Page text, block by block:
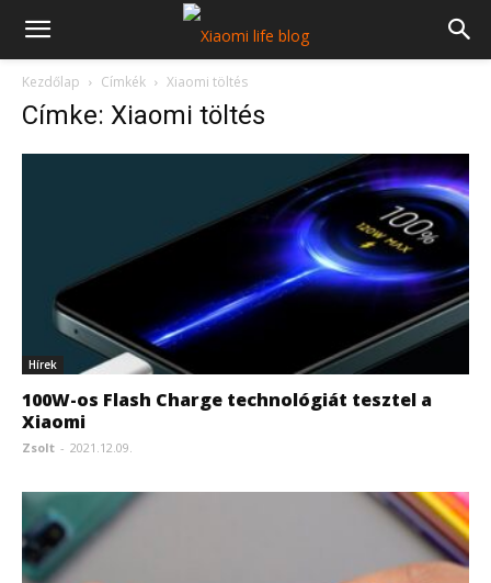
Kezdőlap Címkék Xiaomi töltés
Címke: Xiaomi töltés
Hírek
100W-os Flash Charge technológiát tesztel a
Xiaomi
Zsolt - 2021.12.09.